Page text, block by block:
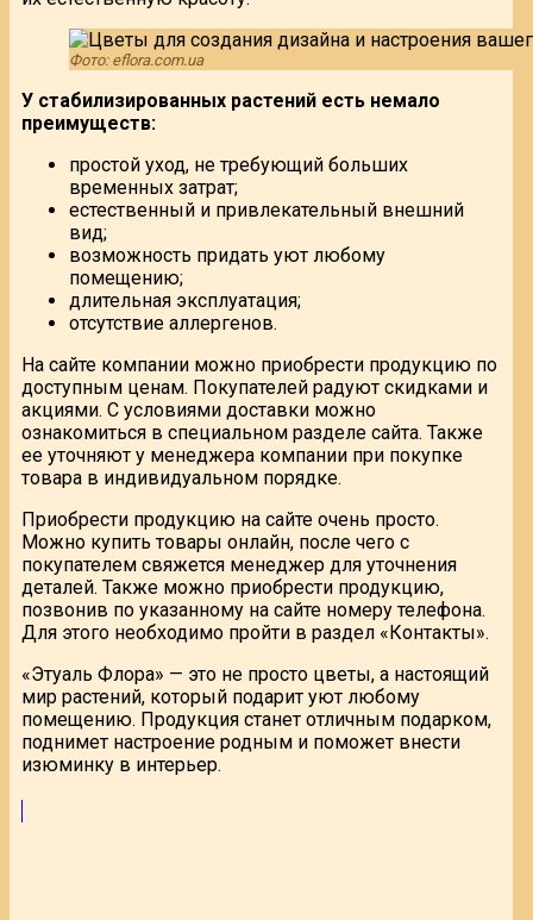
Фото: eflora.com.ua
У стабилизированных растений есть немало
преимуществ:
простой уход, не требующий больших
временных затрат;
естественный и привлекательный внешний
вид;
возможность придать уют любому
помещению;
длительная эксплуатация;
отсутствие аллергенов.
На сайте компании можно приобрести продукцию по
доступным ценам. Покупателей радуют скидками и
акциями. С условиями доставки можно
ознакомиться в специальном разделе сайта. Также
ее уточняют у менеджера компании при покупке
товара в индивидуальном порядке.
Приобрести продукцию на сайте очень просто.
Можно купить товары онлайн, после чего с
покупателем свяжется менеджер для уточнения
деталей. Также можно приобрести продукцию,
позвонив по указанному на сайте номеру телефона.
Для этого необходимо пройти в раздел «Контакты».
«Этуаль Флора» — это не просто цветы, а настоящий
мир растений, который подарит уют любому
помещению. Продукция станет отличным подарком,
поднимет настроение родным и поможет внести
изюминку в интерьер.